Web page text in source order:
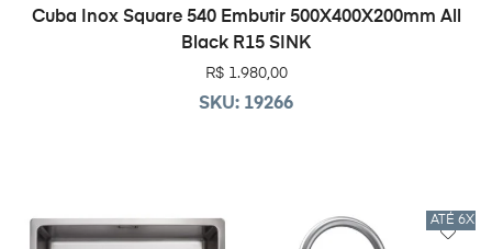
ADICIONAR AO CARRINHO
Cuba Inox Square 540 Embutir 500X400X200mm All
Black R15 SINK
R$1.980,00
SKU: 19266
ATÉ 6X